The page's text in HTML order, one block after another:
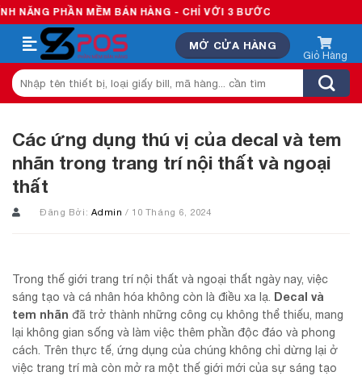
Skip
to
content
PHẦN MỀM BÁN HÀNG - CHỈ VỚI 3 BƯỚC
MỞ CỬA HÀNG
Tìm
kiếm:
Các ứng dụng thú vị của decal và tem
nhãn trong trang trí nội thất và ngoại
thất
Đăng Bởi: Admin/ 10 Tháng 6, 2024
Trong thế giới trang trí nội thất và ngoại thất ngày nay, việc
sáng tạo và cá nhân hóa không còn là điều xa lạ. Decal và
tem nhãn đã trở thành những công cụ không thể thiếu, mang
lại không gian sống và làm việc thêm phần độc đáo và phong
cách. Trên thực tế, ứng dụng của chúng không chỉ dừng lại ở
việc trang trí mà còn mở ra một thế giới mới của sự sáng tạo